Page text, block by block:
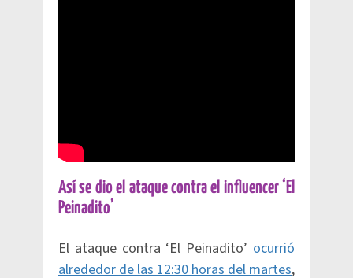
Así se dio el ataque contra el influencer ‘El
Peinadito’
El ataque contra ‘El Peinadito’ ocurrió
alrededor de las 12:30 horas del martes,